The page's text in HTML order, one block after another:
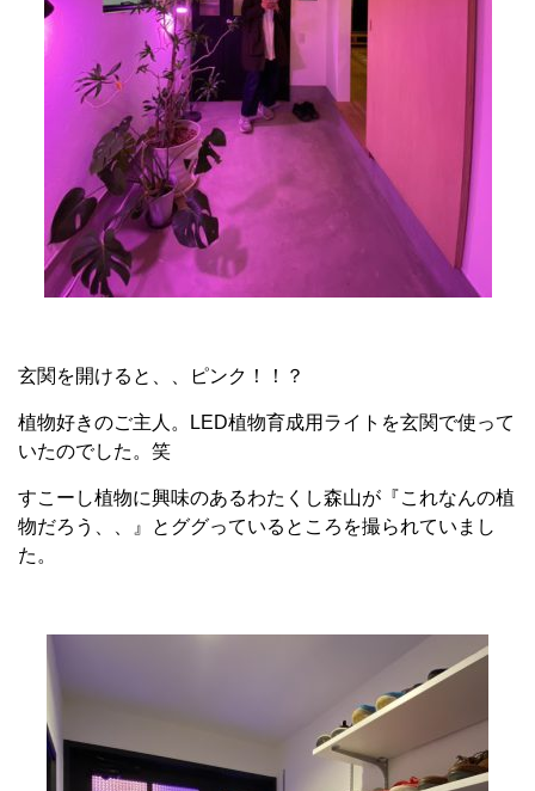
玄関を開けると、、ピンク！！？
植物好きのご主人。LED植物育成用ライトを玄関で使って
いたのでした。笑
すこーし植物に興味のあるわたくし森山が『これなんの植
物だろう、、』とググっているところを撮られていまし
た。